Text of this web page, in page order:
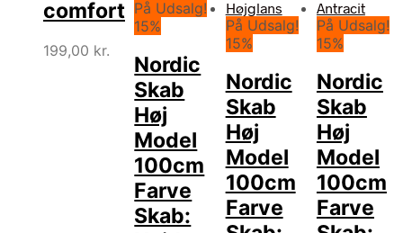
comfort
199,00 kr.
På Udsalg!
15%
Nordic
Skab
Høj
Model
100cm
Farve
Skab:
På Udsalg!
15%
Nordic
Skab
Høj
Model
100cm
Farve
På Udsalg!
15%
Nordic
Skab
Høj
Model
100cm
Farve